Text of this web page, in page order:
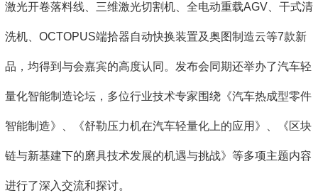
激光开卷落料线、三维激光切割机、全电动重载AGV、干式清
洗机、OCTOPUS端拾器自动快换装置及奥图制造云等7款新
品，均得到与会嘉宾的高度认同。发布会同期还举办了汽车轻
量化智能制造论坛，多位行业技术专家围绕《汽车热成型零件
智能制造》、《舒勒压力机在汽车轻量化上的应用》、《区块
链与新基建下的磨具技术发展的机遇与挑战》等多项主题内容
进行了深入交流和探讨。